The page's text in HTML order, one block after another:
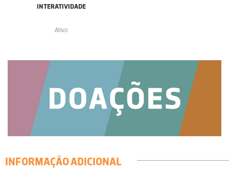
INTERATIVIDADE
Ativo
INFORMAÇÃO ADICIONAL